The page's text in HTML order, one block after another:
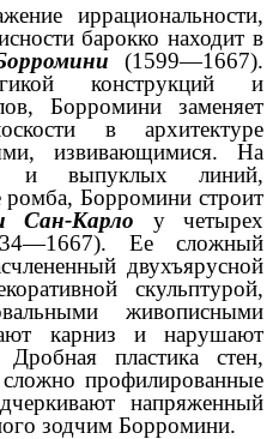
иррациональности,
барокко находит в
(1599—1667).
конструкций и
Борромини заменяет
в архитектуре
извивающимися. На
и выпуклых линий,
Борромини строит
Сан-Карло у четырех
Ее сложный
двухъярусной
скульптурой,
живописными
карниз и нарушают
Дробная пластика стен,
профилированные
напряженный
зодчим Борромини.